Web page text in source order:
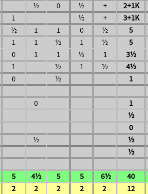
½ 0 ½ + 2+1K
1 ½ + 3+1K
½ 1 1 0 ½ 5
1 1 ½ 1 ½ 5
0 1 1 ½ 1 3½
1 ½ 1 ½ 4½
0 ½ 1
0 1
½
0
½ ½
½
5 4½ 5 5 6½
40
2 2 2 2 2 12